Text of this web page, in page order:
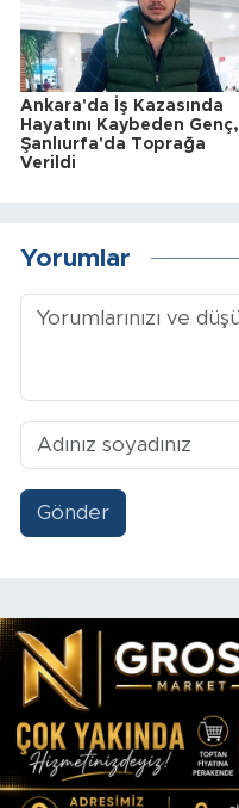
Ankara'da İş Kazasında
Hayatını Kaybeden Genç,
Şanlıurfa'da Toprağa
Verildi
Yorumlar
Gönder